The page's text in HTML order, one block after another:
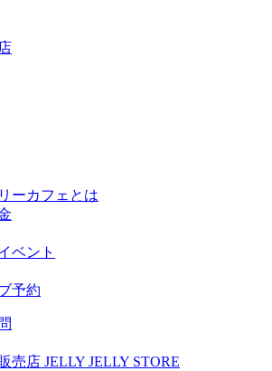
ーカフェとは
ベント
予約
売店 JELLY JELLY STORE